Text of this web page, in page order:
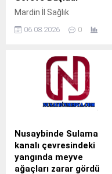
Mardin İl Sağlık
Devlet Hastanesi’nde İç
Ali Yiğit hasta kabulüne
başladı. Muayene olmak
isteyen vatandaşlar, ALO
182 çağrı merkezi veya
MHRS (Merkezi Hekim
üzerinden randevu alarak
muayene olabilecek. Tap
Simulator Codes
06.08.2026 0
Nusaybinde Sulama
kanalı çevresindeki
yangında meyve
ağaçları zarar gördü